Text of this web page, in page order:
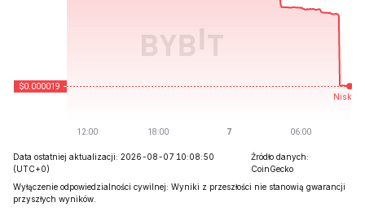
Data ostatniej aktualizacji: 2026-08-07 10:08:50
(UTC+0)
Źródło danych:
CoinGecko
Wyłączenie odpowiedzialności cywilnej: Wyniki z przeszłości nie stanowią gwarancji
przyszłych wyników.